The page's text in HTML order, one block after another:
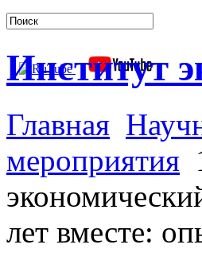
Институт
Главная
мероприятия
лет вместе: